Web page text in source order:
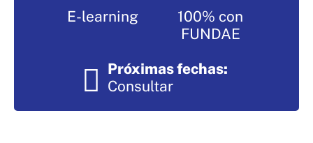
Sistemas de exportación SAE
Asesoramiento en Normativa Internacional
Consultoría Seguridad Alimentaria
E-learning
100% con
FUNDAE
Próximas fechas:
Consultar